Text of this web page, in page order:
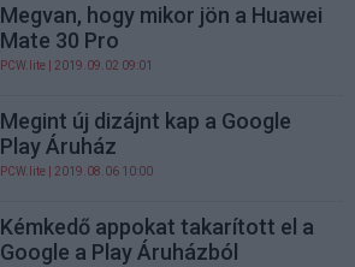
Megvan, hogy mikor jön a Huawei
Mate 30 Pro
PCW.lite | 2019.09.02 09:01
Megint új dizájnt kap a Google
Play Áruház
PCW.lite | 2019.08.06 10:00
Kémkedő appokat takarított el a
Google a Play Áruházból